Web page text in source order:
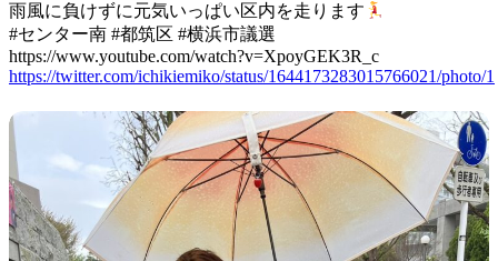
雨風に負けずに元気いっぱい区内を走ります
#センター南 #都筑区 #横浜市議選
https://www.youtube.com/watch?v=XpoyGEK3R_c
https://twitter.com/ichikiemiko/status/1644173283015766021/photo/1